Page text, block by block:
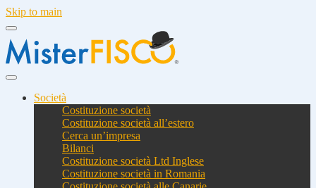
Skip to main
Società
Costituzione società
Costituzione società all’estero
Cerca un’impresa
Bilanci
Costituzione società Ltd Inglese
Costituzione società in Romania